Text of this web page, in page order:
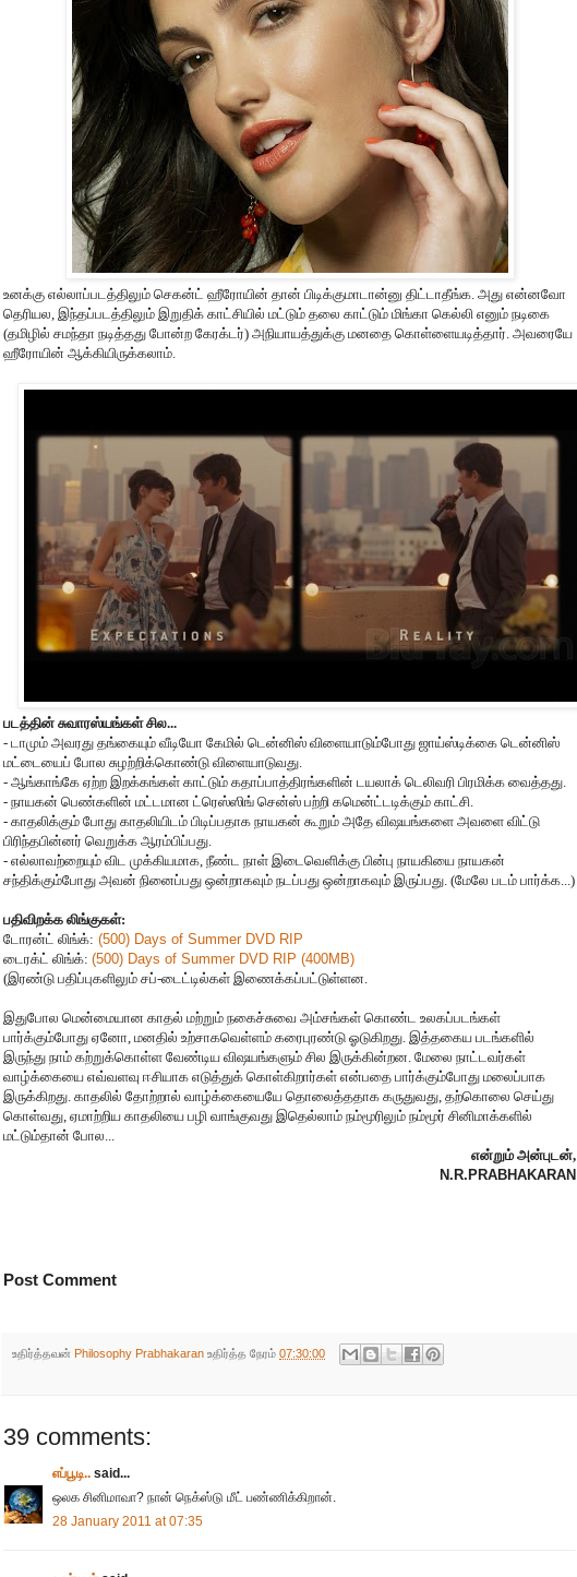
உனக்கு எல்லாப்படத்திலும் செகன்ட் ஹீரோயின் தான் பிடிக்குமாடான்னு திட்டாதீங்க. அது என்னவோ
தெரியல, இந்தப்படத்திலும் இறுதிக் காட்சியில் மட்டும் தலை காட்டும் மிங்கா கெல்லி எனும் நடிகை
(தமிழில் சமந்தா நடித்தது போன்ற கேரக்டர்) அநியாயத்துக்கு மனதை கொள்ளையடித்தார். அவரையே
ஹீரோயின் ஆக்கியிருக்கலாம்.
படத்தின் சுவாரஸ்யங்கள் சில...
- டாமும் அவரது தங்கையும் வீடியோ கேமில் டென்னிஸ் விளையாடும்போது ஜாய்ஸ்டிக்கை டென்னிஸ்
மட்டையைப் போல சுழற்றிக்கொண்டு விளையாடுவது.
- ஆங்காங்கே ஏற்ற இறக்கங்கள் காட்டும் கதாப்பாத்திரங்களின் டயலாக் டெலிவரி பிரமிக்க வைத்தது.
- நாயகன் பெண்களின் மட்டமான ட்ரெஸ்ஸிங் சென்ஸ் பற்றி கமென்ட்டடிக்கும் காட்சி.
- காதலிக்கும் போது காதலியிடம் பிடிப்பதாக நாயகன் கூறும் அதே விஷயங்களை அவளை விட்டு
பிரிந்தபின்னர் வெறுக்க ஆரம்பிப்பது.
- எல்லாவற்றையும் விட முக்கியமாக, நீண்ட நாள் இடைவெளிக்கு பின்பு நாயகியை நாயகன்
சந்திக்கும்போது அவன் நினைப்பது ஒன்றாகவும் நடப்பது ஒன்றாகவும் இருப்பது. (மேலே படம் பார்க்க...)
பதிவிறக்க லிங்குகள்:
டோரன்ட் லிங்க்: (500) Days of Summer DVD RIP
டைரக்ட் லிங்க்: (500) Days of Summer DVD RIP (400MB)
(இரண்டு பதிப்புகளிலும் சப்-டைட்டில்கள் இணைக்கப்பட்டுள்ளன.
இதுபோல மென்மையான காதல் மற்றும் நகைச்சுவை அம்சங்கள் கொண்ட உலகப்படங்கள்
பார்க்கும்போது ஏனோ, மனதில் உற்சாகவெள்ளம் கரைபுரண்டு ஓடுகிறது. இத்தகைய படங்களில்
இருந்து நாம் கற்றுக்கொள்ள வேண்டிய விஷயங்களும் சில இருக்கின்றன. மேலை நாட்டவர்கள்
வாழ்க்கையை எவ்வளவு ஈசியாக எடுத்துக் கொள்கிறார்கள் என்பதை பார்க்கும்போது மலைப்பாக
இருக்கிறது. காதலில் தோற்றால் வாழ்க்கையையே தொலைத்ததாக கருதுவது, தற்கொலை செய்து
கொள்வது, ஏமாற்றிய காதலியை பழி வாங்குவது இதெல்லாம் நம்மூரிலும் நம்மூர் சினிமாக்களில்
மட்டும்தான் போல...
என்றும் அன்புடன்,
N.R.PRABHAKARAN
Post Comment
உதிர்த்தவன் Philosophy Prabhakaran உதிர்த்த நேரம் 07:30:00
39 comments:
எப்பூடி.. said...
ஒலக சினிமாவா? நான் நெக்ஸ்டு மீட் பண்ணிக்கிறான்.
28 January 2011 at 07:35